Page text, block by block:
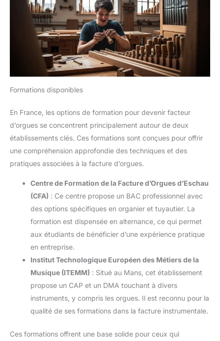
Formations disponibles
En France, les options de formation pour devenir facteur
d’orgues se concentrent principalement autour de deux
établissements clés. Ces formations sont conçues pour offrir
une compréhension approfondie des techniques et des
pratiques associées à la facture d’orgues.
Centre de Formation de la Facture d’Orgues d’Eschau
(CFA) : Ce centre propose un BAC professionnel avec
des options spécifiques en organier et tuyautier. La
formation est dispensée en alternance, ce qui permet
aux étudiants de bénéficier d’une expérience pratique
en entreprise.
Institut Technologique Européen des Métiers de la
Musique (ITEMM) : Situé au Mans, cet établissement
propose un CAP et un DMA touchant à divers
instruments, y compris les orgues. Il est reconnu pour la
qualité de ses formations dans la facture instrumentale.
Ces formations offrent une base solide pour ceux qui